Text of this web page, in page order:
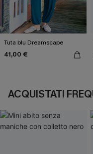
Tuta blu Dreamscape
41,00 €
ACQUISTATI